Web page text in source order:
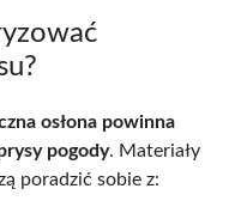
osłona powinna
pogody. Materiały
poradzić sobie z: